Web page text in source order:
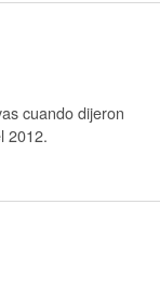
cuando dijeron
2012.